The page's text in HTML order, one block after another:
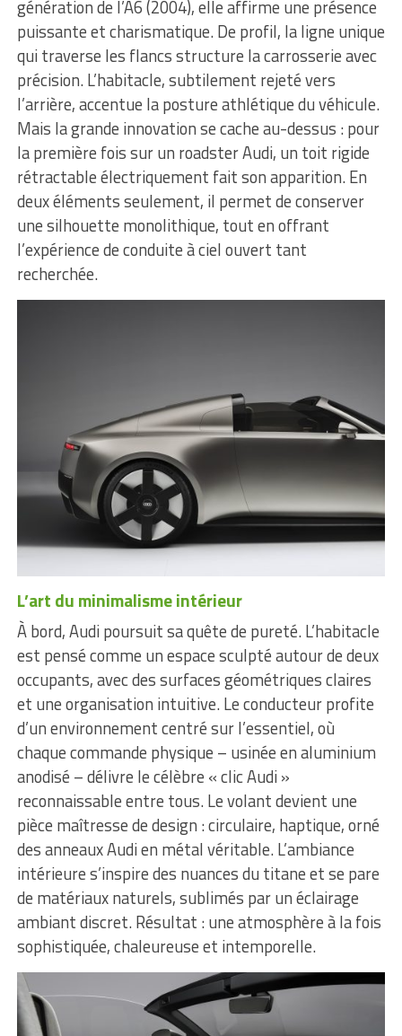
génération de l’A6 (2004), elle affirme une présence
puissante et charismatique. De profil, la ligne unique
qui traverse les flancs structure la carrosserie avec
précision. L’habitacle, subtilement rejeté vers
l’arrière, accentue la posture athlétique du véhicule.
Mais la grande innovation se cache au-dessus : pour
la première fois sur un roadster Audi, un toit rigide
rétractable électriquement fait son apparition. En
deux éléments seulement, il permet de conserver
une silhouette monolithique, tout en offrant
l’expérience de conduite à ciel ouvert tant
recherchée.
L’art du minimalisme intérieur
À bord, Audi poursuit sa quête de pureté. L’habitacle
est pensé comme un espace sculpté autour de deux
occupants, avec des surfaces géométriques claires
et une organisation intuitive. Le conducteur profite
d’un environnement centré sur l’essentiel, où
chaque commande physique – usinée en aluminium
anodisé – délivre le célèbre « clic Audi »
reconnaissable entre tous. Le volant devient une
pièce maîtresse de design : circulaire, haptique, orné
des anneaux Audi en métal véritable. L’ambiance
intérieure s’inspire des nuances du titane et se pare
de matériaux naturels, sublimés par un éclairage
ambiant discret. Résultat : une atmosphère à la fois
sophistiquée, chaleureuse et intemporelle.